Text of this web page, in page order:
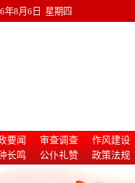
年8月6日 星期四
要闻 审查调查
作风建设
长鸣 公仆礼赞
政策法规